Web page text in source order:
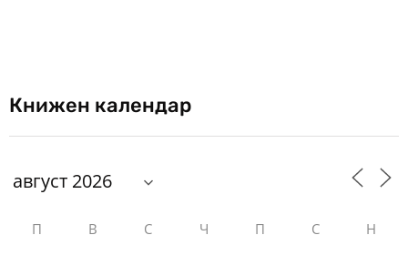
Книжен календар
П В С Ч П С Н